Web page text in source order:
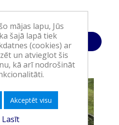
1,15€
Ielikt grozā
mājas lapu, Jūs
šajā lapā tiek
(cookies) ar
un atvieglot šis
kā arī nodrošināt
Akceptēt visu
Lasīt